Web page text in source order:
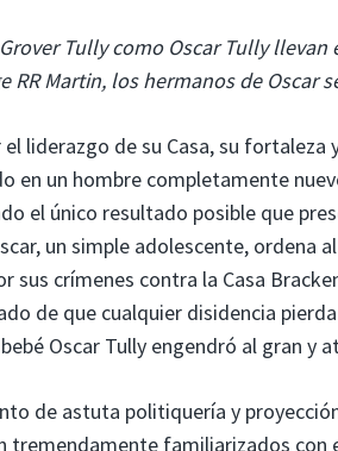
Tully como Oscar Tully
RR Martin, los hermanos de Oscar
liderazgo de su Casa, su
en un hombre completamente
el único resultado posible que
un simple adolescente, ordena
sus crímenes contra la Casa
de que cualquier disidencia
Oscar Tully engendró al gran y
de astuta politiquería y
tremendamente familiarizados con